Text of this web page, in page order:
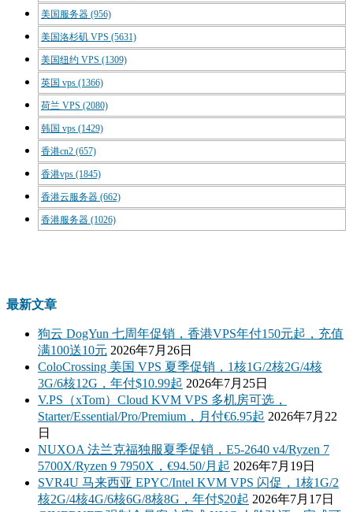
美国服务器 (956)
美国洛杉矶 VPS (5631)
美国纽约 VPS (1309)
英国 vps (1366)
荷兰 VPS (2080)
韩国 vps (1429)
香港cn2 (657)
香港vps (1845)
香港云服务器 (662)
香港服务器 (1026)
最新文章
狗云 DogYun 七周年促销，香港VPS年付150元起，充值
满100送10元 2026年7月26日
ColoCrossing 美国 VPS 夏季促销，1核1G/2核2G/4核
3G/6核12G，年付$10.99起 2026年7月25日
V.PS（xTom）Cloud KVM VPS 多机房可选，
Starter/Essential/Pro/Premium，月付€6.95起 2026年7月22
日
NUXOA 法兰克福独服夏季促销，E5-2640 v4/Ryzen 7
5700X/Ryzen 9 7950X，€94.50/月起 2026年7月19日
SVR4U 马来西亚 EPYC/Intel KVM VPS 闪促，1核1G/2
核2G/4核4G/6核6G/8核8G，年付$20起 2026年7月17日